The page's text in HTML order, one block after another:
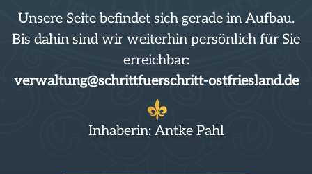
Unsere Seite befindet sich gerade im Aufbau.
Bis dahin sind wir weiterhin persönlich für Sie
erreichbar:
verwaltung@schrittfuerschritt-ostfriesland.de
Inhaberin: Antke Pahl